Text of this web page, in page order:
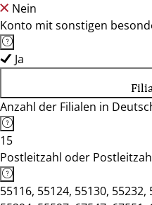
Nein
Konto mit sonstigen
Ja
Anzahl der Filialen in
15
Postleitzahl oder
55116, 55124, 55130,